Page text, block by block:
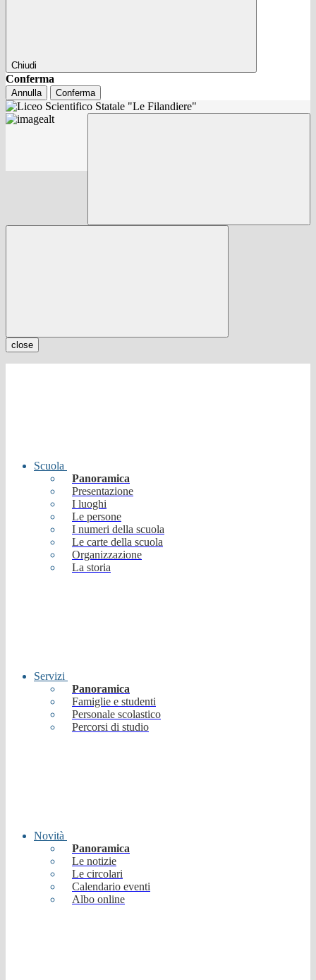
Chiudi
Conferma
Annulla Conferma
close
Scuola
Panoramica
Presentazione
I luoghi
Le persone
I numeri della scuola
Le carte della scuola
Organizzazione
La storia
Servizi
Panoramica
Famiglie e studenti
Personale scolastico
Percorsi di studio
Novità
Panoramica
Le notizie
Le circolari
Calendario eventi
Albo online